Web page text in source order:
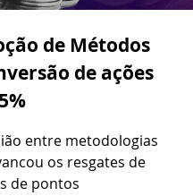
de Métodos
de ações
entre metodologias
os resgates de
de pontos